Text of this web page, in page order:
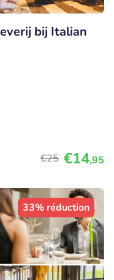
bij Italian
€25 €14,95
33% réduction